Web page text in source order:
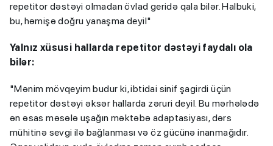
repetitor dəstəyi olmadan övlad geridə qala bilər. Halbuki,
bu, həmişə doğru yanaşma deyil"
Yalnız xüsusi hallarda repetitor dəstəyi faydalı ola
bilər:
"Mənim mövqeyim budur ki, ibtidai sinif şagirdi üçün
repetitor dəstəyi əksər hallarda zəruri deyil. Bu mərhələdə
ən əsas məsələ uşağın məktəbə adaptasiyası, dərs
mühitinə sevgi ilə bağlanması və öz gücünə inanmağıdır.